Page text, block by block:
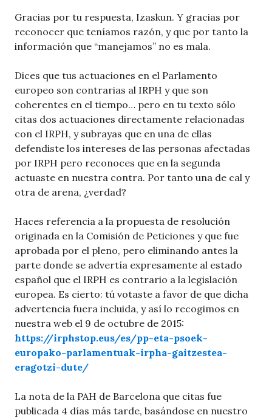
Gracias por tu respuesta, Izaskun. Y gracias por
reconocer que teníamos razón, y que por tanto la
información que “manejamos” no es mala.
Dices que tus actuaciones en el Parlamento
europeo son contrarias al IRPH y que son
coherentes en el tiempo… pero en tu texto sólo
citas dos actuaciones directamente relacionadas
con el IRPH, y subrayas que en una de ellas
defendiste los intereses de las personas afectadas
por IRPH pero reconoces que en la segunda
actuaste en nuestra contra. Por tanto una de cal y
otra de arena, ¿verdad?
Haces referencia a la propuesta de resolución
originada en la Comisión de Peticiones y que fue
aprobada por el pleno, pero eliminando antes la
parte donde se advertía expresamente al estado
español que el IRPH es contrario a la legislación
europea. Es cierto: tú votaste a favor de que dicha
advertencia fuera incluida, y así lo recogimos en
nuestra web el 9 de octubre de 2015:
https://irphstop.eus/es/pp-eta-psoek-
europako-parlamentuak-irpha-gaitzestea-
eragotzi-dute/
La nota de la PAH de Barcelona que citas fue
publicada 4 días más tarde, basándose en nuestro